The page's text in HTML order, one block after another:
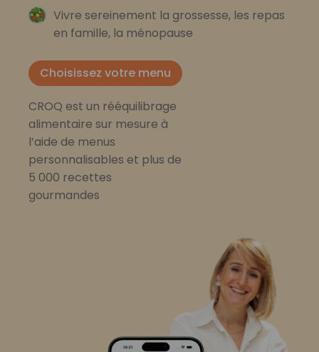
Vivre sereinement la grossesse, les repas
en famille, la ménopause
Choisissez votre menu
CROQ est un rééquilibrage
alimentaire sur mesure à
l’aide de menus
personnalisables et plus de
5 000 recettes
gourmandes